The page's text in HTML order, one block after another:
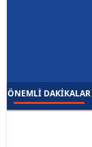
ÖNEMLI DAKIKALAR